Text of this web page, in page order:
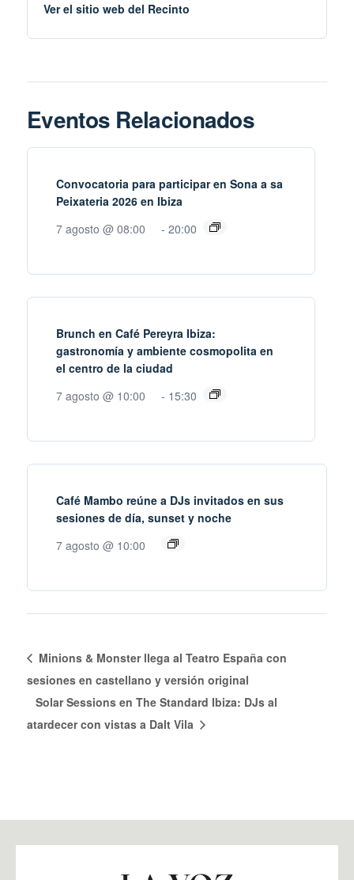
Ver el sitio web del Recinto
Eventos Relacionados
Convocatoria para participar en Sona a sa
Peixateria 2026 en Ibiza
7 agosto @ 08:00
- 20:00
Brunch en Café Pereyra Ibiza:
gastronomía y ambiente cosmopolita en
el centro de la ciudad
7 agosto @ 10:00
- 15:30
Café Mambo reúne a DJs invitados en sus
sesiones de día, sunset y noche
7 agosto @ 10:00
Minions & Monster llega al Teatro España con
sesiones en castellano y versión original
Solar Sessions en The Standard Ibiza: DJs al
atardecer con vistas a Dalt Vila